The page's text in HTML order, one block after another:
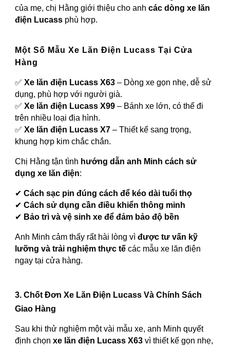
của mẹ, chị Hằng giới thiệu cho anhcác dòng xe lăn
điện Lucass phù hợp.
Một Số Mẫu Xe Lăn Điện Lucass Tại Cửa
Hàng
✅Xe lăn điện Lucass X63 – Dòng xe gọn nhẹ, dễ sử
dụng, phù hợp với người già.
✅Xe lăn điện Lucass X99 – Bánh xe lớn, có thể đi
trên nhiều loại địa hình.
✅Xe lăn điện Lucass X7 – Thiết kế sang trọng,
khung hợp kim chắc chắn.
Chị Hằng tận tình hướng dẫn anh Minh cách sử
dụng xe lăn điện:
✔Cách sạc pin đúng cách để kéo dài tuổi thọ
✔Cách sử dụng cần điều khiển thông minh
✔ Bảo trì và vệ sinh xe để đảm bảo độ bền
Anh Minh cảm thấy rất hài lòng vìđược tư vấn kỹ
lưỡng và trải nghiệm thực tế các mẫu xe lăn điện
ngay tại cửa hàng.
3. Chốt Đơn Xe Lăn Điện Lucass Và Chính Sách
Giao Hàng
Sau khi thử nghiệm một vài mẫu xe, anh Minh quyết
định chọnxe lăn điện Lucass X63 vì thiết kế gọn nhẹ,